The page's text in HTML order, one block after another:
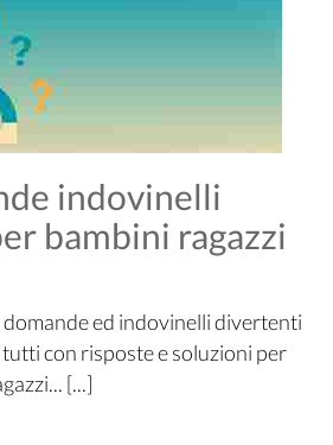
indovinelli
bambini ragazzi
ed indovinelli divertenti
con risposte e soluzioni per
[...]